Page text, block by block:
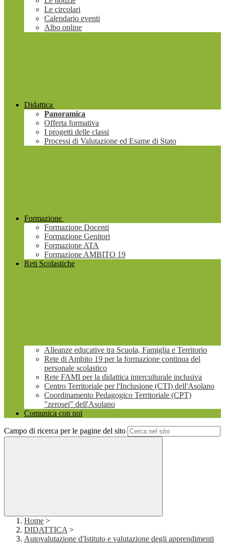
Le circolari
Calendario eventi
Albo online
Didattica
Panoramica
Offerta formativa
I progetti delle classi
Processi di Valutazione ed Esame di Stato
Formazione
Formazione Docenti
Formazione Genitori
Formazione ATA
Formazione AMBITO 19
Reti Scolastiche
Alleanze educative tra Scuola, Famiglia e Territorio
Rete di Ambito 19 per la formazione continua del
personale scolastico
Rete FAMI per la didattica interculturale inclusiva
Centro Territoriale per l'Inclusione (CTI) dell'Asolano
Coordinamento Pedagogico Territoriale (CPT)
"zerosei" dell'Asolano
Comunica con noi
Campo di ricerca per le pagine del sito
Home >
DIDATTICA >
Autovalutazione d'Istituto e valutazione degli apprendimenti